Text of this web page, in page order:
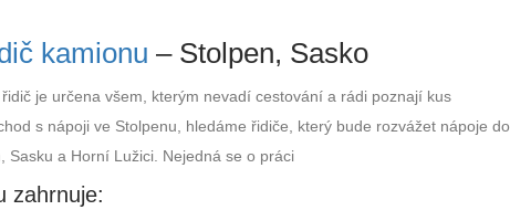
kamionu – Stolpen, Sasko
je určena všem, kterým nevadí cestování a rádi poznají kus
s nápoji ve Stolpenu, hledáme řidiče, který bude rozvážet nápoje do
a Horní Lužici. Nejedná se o práci
zahrnuje: